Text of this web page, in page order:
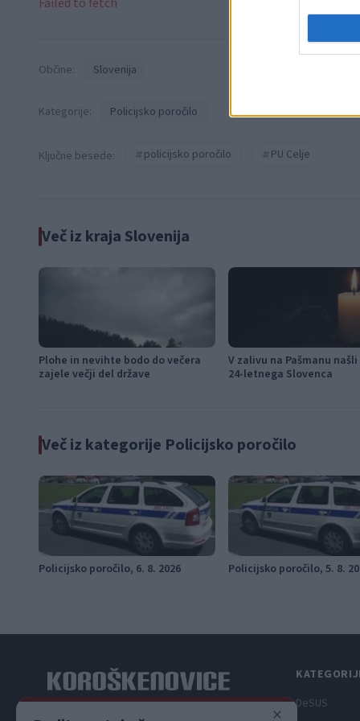
Občine: Slovenija
Kategorije: Policijsko poročilo
Ključne besede: policijsko poročilo PU Celje
Več iz kraja Slovenija
Plohe in nevihte bodo do večera
zajele večji del države
V zalivu na Pašmanu
24-letnega Slovenca
Več iz kategorije Policijsko poročilo
Policijsko poročilo, 6. 8. 2026 Policijsko poročilo, 5. 8.
DeSUS
×